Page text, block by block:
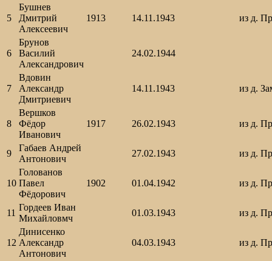
5
Бушнев
Дмитрий
Алексеевич
1913 14.11.1943 из д.
6
Брунов
Василий
Александрович
24.02.1944
7
Вдовин
Александр
Дмитриевич
14.11.1943 из д.
8
Вершков
Фёдор
Иванович
1917 26.02.1943 из д.
9
Габаев Андрей
Антонович
27.02.1943 из д.
10
Голованов
Павел
Фёдорович
1902 01.04.1942 из д.
11
Гордеев Иван
Михайловмч
01.03.1943 из д.
12
Динисенко
Александр
Антонович
04.03.1943 из д.